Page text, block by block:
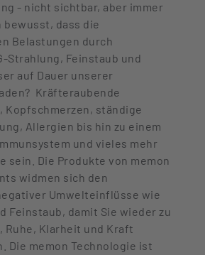
- nicht sichtbar, aber immer
bewusst, dass die
Belastungen durch
Strahlung, Feinstaub und
auf Dauer unserer
Kräfteraubende
Kopfschmerzen, ständige
Allergien bis hin zu einem
und vieles mehr
sein. Die Produkte von memon
widmen sich den
Umwelteinflüsse wie
Feinstaub, damit Sie wieder zu
Ruhe, Klarheit und Kraft
Die memon Technologie ist